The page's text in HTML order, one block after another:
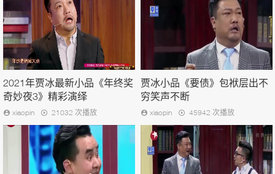
2021年贾冰最新小品《年终奖
奇妙夜3》精彩演绎
xiaopin 21032 次播放
贾冰小品《要债》包袱层出不
穷笑声不断
xiaopin 45942 次播放